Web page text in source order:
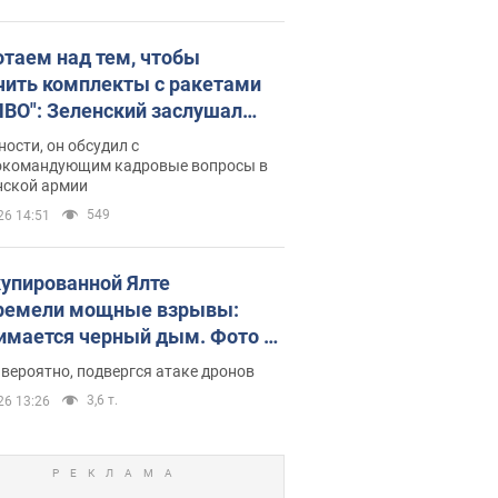
над тем, чтобы
комплекты с ракетами
Зеленский заслушал
Драпатого и объявил о
мерах
он обсудил с
кадровые вопросы в
армии
14:51 549
Ялте
мощные взрывы:
черный дым. Фото и
подвергся атаке дронов
13:26 3,6 т.